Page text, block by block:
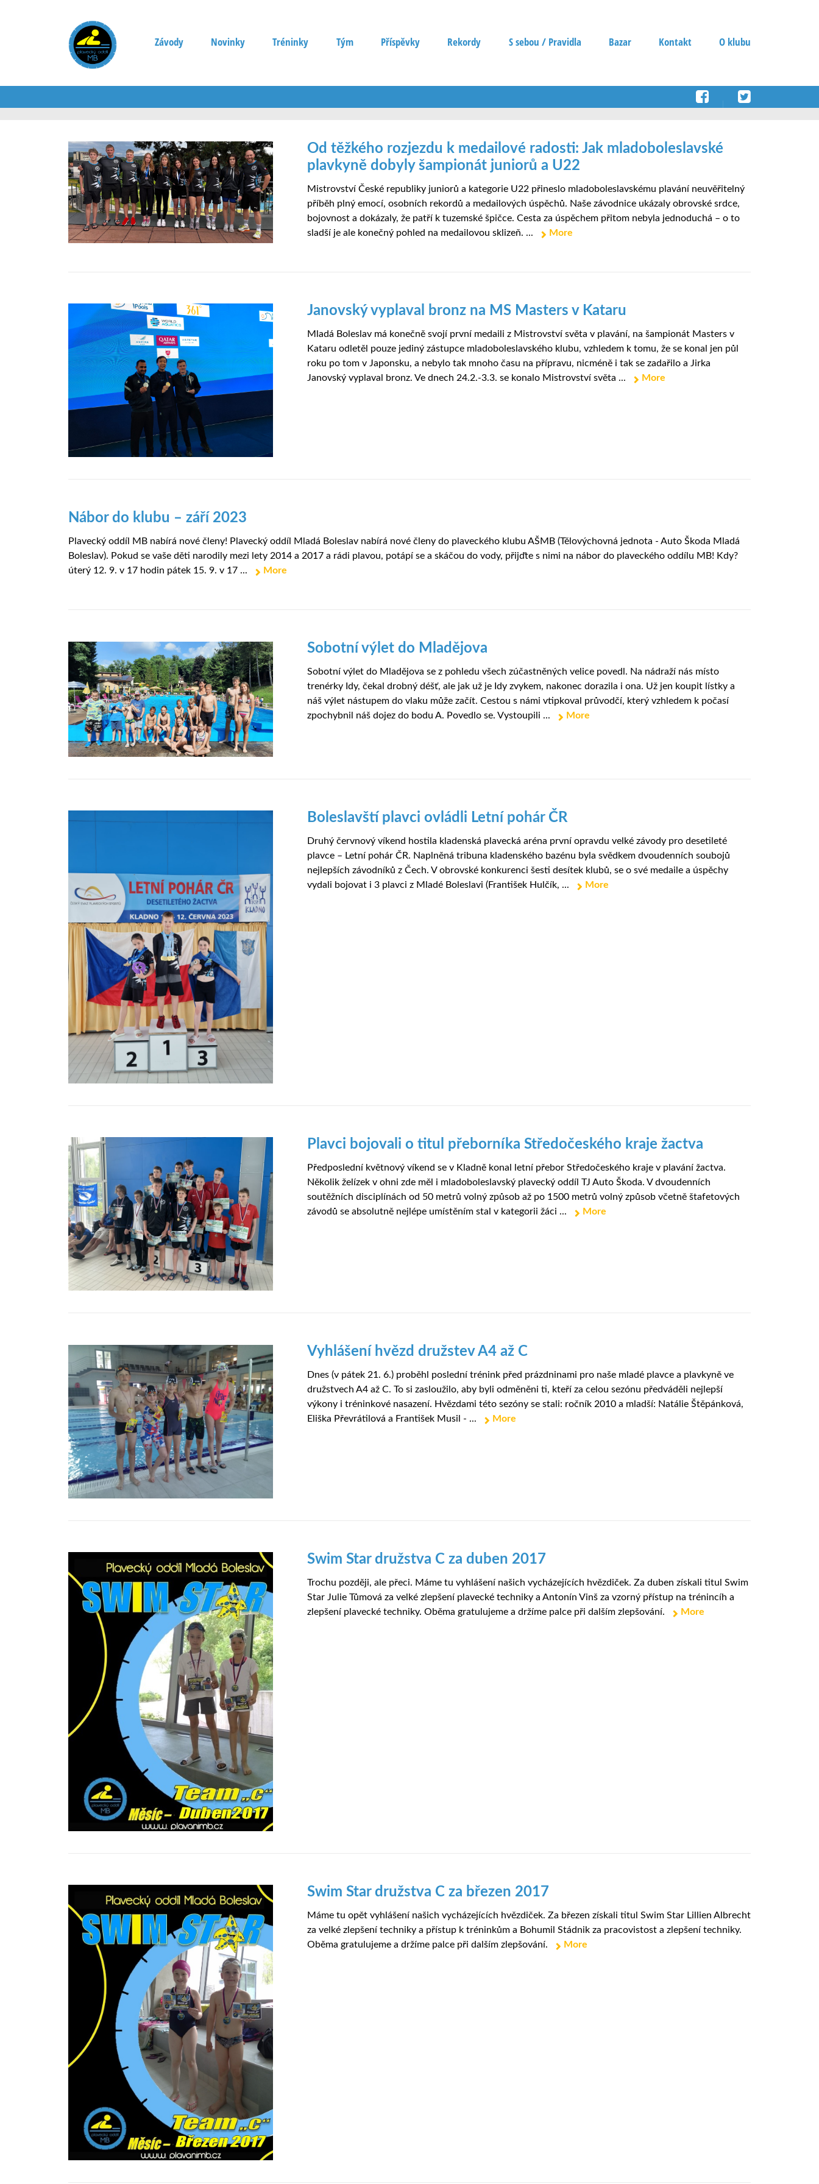
Závody Novinky Tréninky Tým Příspěvky Rekordy S sebou / Pravidla Bazar Kontakt O klubu
Od těžkého rozjezdu k medailové radosti: Jak mladoboleslavské
plavkyně dobyly šampionát juniorů a U22
Mistrovství České republiky juniorů a kategorie U22 přineslo mladoboleslavskému plavání neuvěřitelný
příběh plný emocí, osobních rekordů a medailových úspěchů. Naše závodnice ukázaly obrovské srdce,
bojovnost a dokázaly, že patří k tuzemské špičce. Cesta za úspěchem přitom nebyla jednoduchá – o to
sladší je ale konečný pohled na medailovou sklizeň. ...
More
Janovský vyplaval bronz na MS Masters v Kataru
Mladá Boleslav má konečně svojí první medaili z Mistrovství světa v plavání, na šampionát Masters v
Kataru odletěl pouze jediný zástupce mladoboleslavského klubu, vzhledem k tomu, že se konal jen půl
roku po tom v Japonsku, a nebylo tak mnoho času na přípravu, nicméně i tak se zadařilo a Jirka
Janovský vyplaval bronz. Ve dnech 24.2.-3.3. se konalo Mistrovství světa ...
More
Nábor do klubu – září 2023
Plavecký oddíl MB nabírá nové členy! Plavecký oddíl Mladá Boleslav nabírá nové členy do plaveckého klubu AŠMB (Tělovýchovná jednota - Auto Škoda Mladá
Boleslav). Pokud se vaše děti narodily mezi lety 2014 a 2017 a rádi plavou, potápí se a skáčou do vody, přijďte s nimi na nábor do plaveckého oddílu MB! Kdy?
úterý 12. 9. v 17 hodin pátek 15. 9. v 17 ...
More
Sobotní výlet do Mladějova
Sobotní výlet do Mladějova se z pohledu všech zúčastněných velice povedl. Na nádraží nás místo
trenérky Idy, čekal drobný déšť, ale jak už je Idy zvykem, nakonec dorazila i ona. Už jen koupit lístky a
náš výlet nástupem do vlaku může začít. Cestou s námi vtipkoval průvodčí, který vzhledem k počasí
zpochybnil náš dojez do bodu A. Povedlo se. Vystoupili ...
More
Boleslavští plavci ovládli Letní pohár ČR
Druhý červnový víkend hostila kladenská plavecká aréna první opravdu velké závody pro desetileté
plavce – Letní pohár ČR. Naplněná tribuna kladenského bazénu byla svědkem dvoudenních soubojů
nejlepších závodníků z Čech. V obrovské konkurenci šesti desítek klubů, se o své medaile a úspěchy
vydali bojovat i 3 plavci z Mladé Boleslavi (František Hulčík, ...
More
Plavci bojovali o titul přeborníka Středočeského kraje žactva
Předposlední květnový víkend se v Kladně konal letní přebor Středočeského kraje v plavání žactva.
Několik želízek v ohni zde měl i mladoboleslavský plavecký oddíl TJ Auto Škoda. V dvoudenních
soutěžních disciplínách od 50 metrů volný způsob až po 1500 metrů volný způsob včetně štafetových
závodů se absolutně nejlépe umístěním stal v kategorii žáci ...
More
Vyhlášení hvězd družstev A4 až C
Dnes (v pátek 21. 6.) proběhl poslední trénink před prázdninami pro naše mladé plavce a plavkyně ve
družstvech A4 až C. To si zasloužilo, aby byli odměněni ti, kteří za celou sezónu předváděli nejlepší
výkony i tréninkové nasazení. Hvězdami této sezóny se stali: ročník 2010 a mladší: Natálie Štěpánková,
Eliška Převrátilová a František Musil - ...
More
Swim Star družstva C za duben 2017
Trochu později, ale přeci. Máme tu vyhlášení našich vycházejících hvězdiček. Za duben získali titul Swim
Star Julie Tůmová za velké zlepšení plavecké techniky a Antonín Vinš za vzorný přístup na trénincíh a
zlepšení plavecké techniky. Oběma gratulujeme a držíme palce při dalším zlepšování.
More
Swim Star družstva C za březen 2017
Máme tu opět vyhlášení našich vycházejících hvězdiček. Za březen získali titul Swim Star Lillien Albrecht
za velké zlepšení techniky a přístup k tréninkům a Bohumil Stádnik za pracovistost a zlepšení techniky.
Oběma gratulujeme a držíme palce při dalším zlepšování.
More